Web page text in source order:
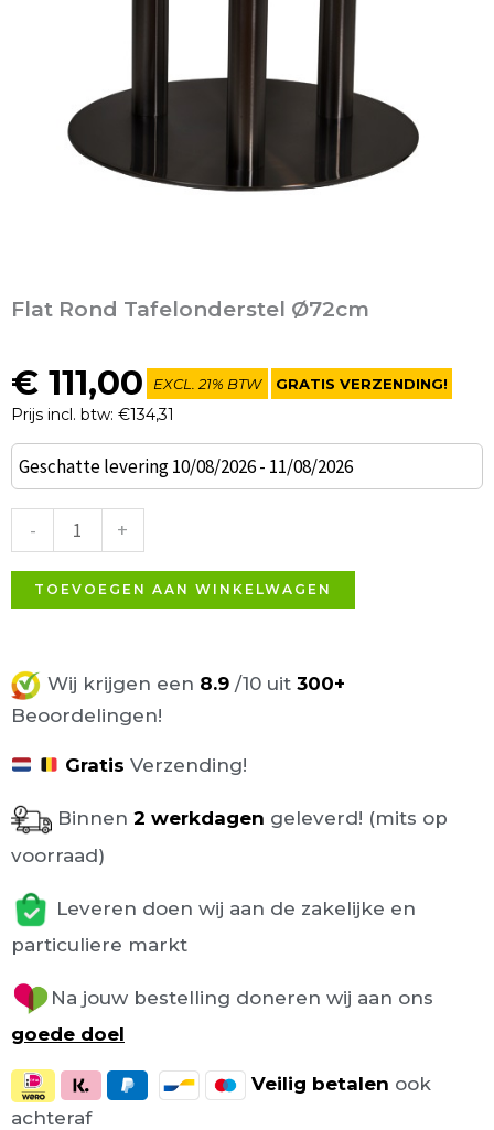
Flat Rond Tafelonderstel Ø72cm
€ 111,00
Prijs incl. btw: €134,31
EXCL. 21% BTW GRATIS VERZENDING!
Geschatte levering 10/08/2026 - 11/08/2026
-
Flat
Rond
Tafelonderstel
Ø72cm
aantal
+
TOEVOEGEN AAN WINKELWAGEN
Wij krijgen een 8.9 /10 uit 300+
Beoordelingen!
Gratis Verzending!
Binnen 2 werkdagen geleverd! (mits op
voorraad)
Leveren doen wij aan de zakelijke en
particuliere markt
Na jouw bestelling doneren wij aan ons
goede doel
Veilig betalen ook
achteraf